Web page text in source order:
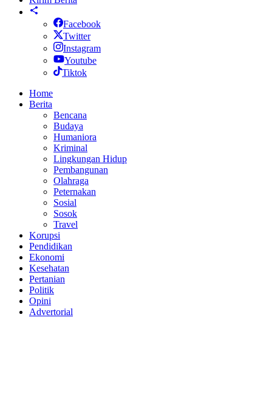
Facebook
Twitter
Instagram
Youtube
Tiktok
Home
Berita
Bencana
Budaya
Humaniora
Kriminal
Lingkungan Hidup
Pembangunan
Olahraga
Peternakan
Sosial
Sosok
Travel
Korupsi
Pendidikan
Ekonomi
Kesehatan
Pertanian
Politik
Opini
Advertorial